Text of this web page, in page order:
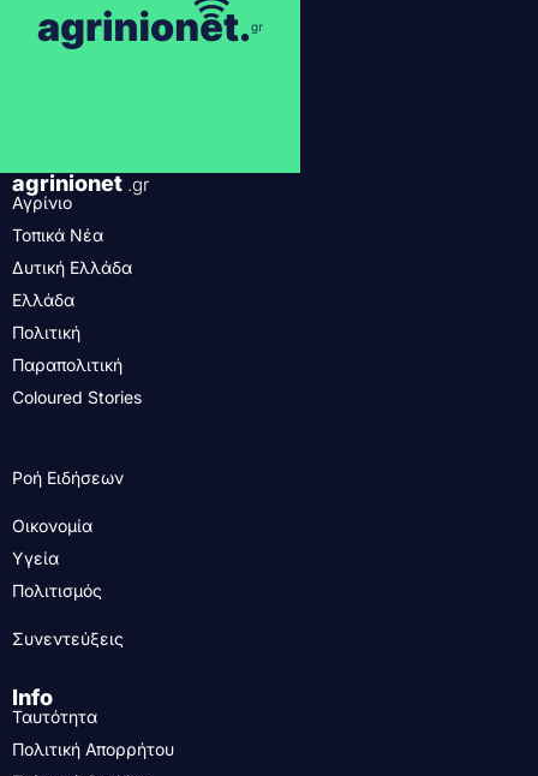
agrinionet .gr
Αγρίνιο
Τοπικά Νέα
Δυτική Ελλάδα
Ελλάδα
Πολιτική
Παραπολιτική
Coloured Stories
Ροή Ειδήσεων
Οικονομία
Υγεία
Πολιτισμός
Συνεντεύξεις
Info
Ταυτότητα
Πολιτική Απορρήτου